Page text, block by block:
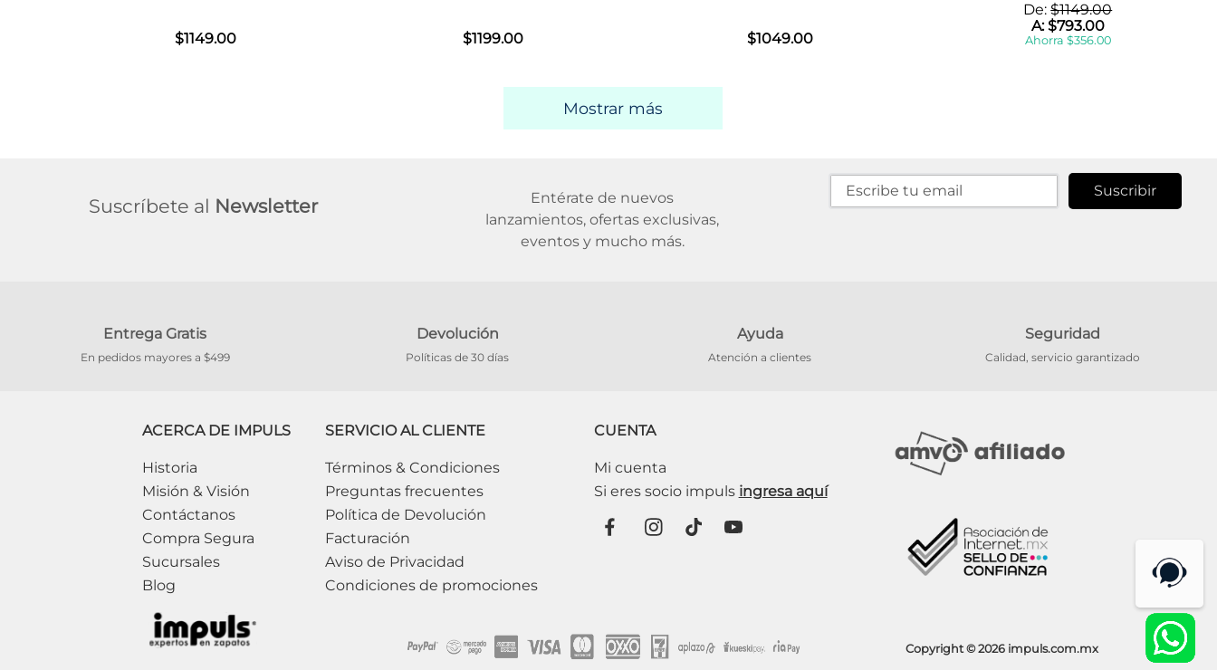
$1149.00 $1199.00 $1049.00
De:$1149.00
A:$793.00
Ahorra $356.00
Mostrar más
Suscríbete al Newsletter
Entérate de nuevos
lanzamientos, ofertas exclusivas,
eventos y mucho más.
Suscribir
Entrega Gratis
En pedidos mayores a $499
Devolución
Políticas de 30 días
Ayuda
Atención a clientes
Seguridad
Calidad, servicio garantizado
ACERCA DE IMPULS
Historia
Misión & Visión
Contáctanos
Compra Segura
Sucursales
Blog
SERVICIO AL CLIENTE
Términos & Condiciones
Preguntas frecuentes
Política de Devolución
Facturación
Aviso de Privacidad
Condiciones de promociones
CUENTA
Mi cuenta
Copyright © 2026 impuls.com.mx